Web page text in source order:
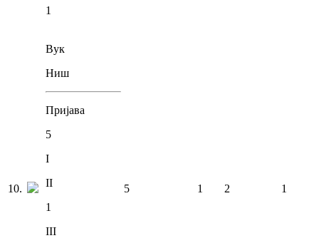
1
10.
Вук
Ниш
Пријава
5
I
II
1
III
5 1 2 1